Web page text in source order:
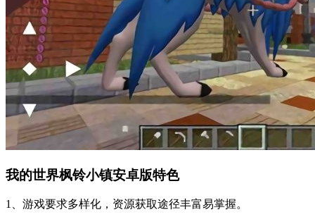
我的世界枫铃小镇安卓版特色
1、游戏要求多样化，资源获取途径丰富易掌握。